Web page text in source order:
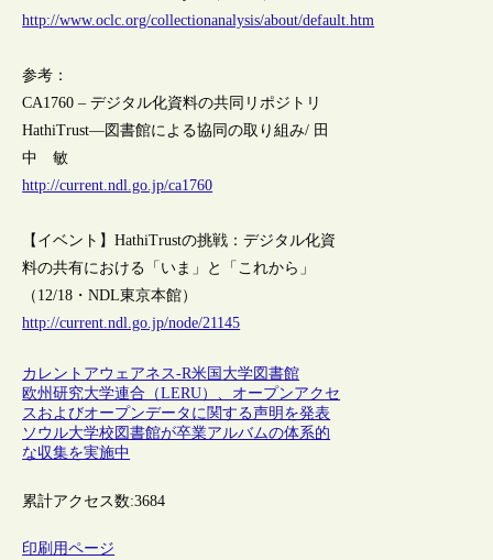
http://www.oclc.org/collectionanalysis/about/default.htm
参考：
CA1760 – デジタル化資料の共同リポジトリ
HathiTrust―図書館による協同の取り組み/ 田
中 敏
http://current.ndl.go.jp/ca1760
【イベント】HathiTrustの挑戦：デジタル化資
料の共有における「いま」と「これから」
（12/18・NDL東京本館）
http://current.ndl.go.jp/node/21145
カレントアウェアネス-R米国 大学図書館
欧州研究大学連合（LERU）、オープンアクセ
スおよびオープンデータに関する声明を発表
ソウル大学校図書館が卒業アルバムの体系的
な収集を実施中
累計アクセス数:3684
印刷用ページ